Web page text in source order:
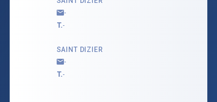
-
T.-
SAINT DIZIER
-
T.-